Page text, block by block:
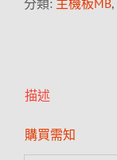
分類: 主機板MB,
描述
購買需知